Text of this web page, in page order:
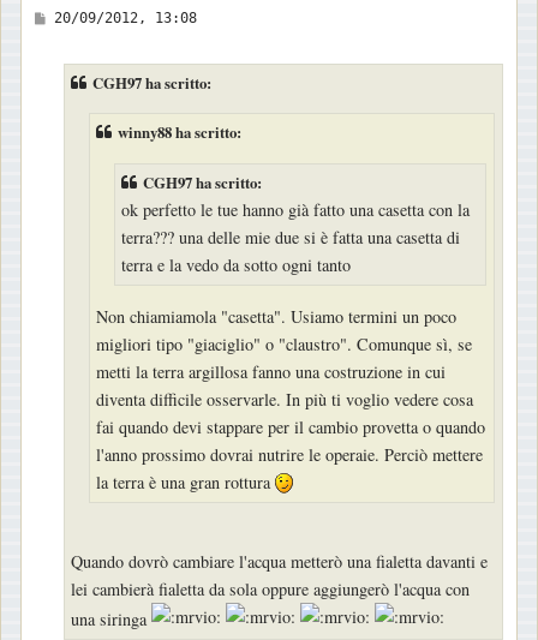
M
20/09/2012, 13:08
CGH97 ha scritto:
winny88 ha scritto:
CGH97 ha scritto:
ok perfetto le tue hanno già fatto una casetta con la
terra??? una delle mie due si è fatta una casetta di
terra e la vedo da sotto ogni tanto
Non chiamiamola "casetta". Usiamo termini un poco
migliori tipo "giaciglio" o "claustro". Comunque sì, se
metti la terra argillosa fanno una costruzione in cui
diventa difficile osservarle. In più ti voglio vedere cosa
fai quando devi stappare per il cambio provetta o quando
l'anno prossimo dovrai nutrire le operaie. Perciò mettere
la terra è una gran rottura
Quando dovrò cambiare l'acqua metterò una fialetta davanti e
lei cambierà fialetta da sola oppure aggiungerò l'acqua con
una siringa